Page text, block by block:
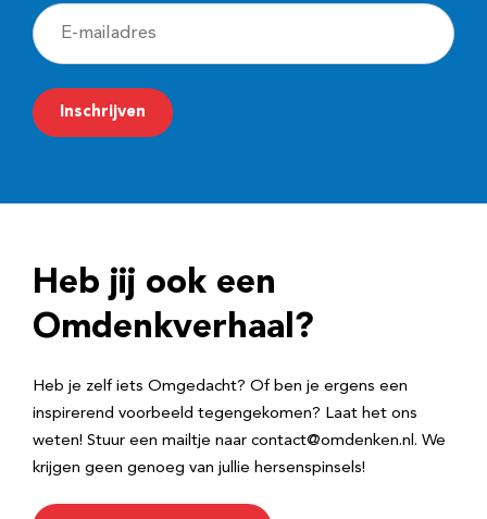
E
-
m
a
r
e
Inschrijven
Heb jij ook een
Omdenkverhaal?
Heb je zelf iets Omgedacht? Of ben je ergens een
inspirerend voorbeeld tegengekomen? Laat het ons
weten! Stuur een mailtje naar contact@omdenken.nl. We
krijgen geen genoeg van jullie hersenspinsels!